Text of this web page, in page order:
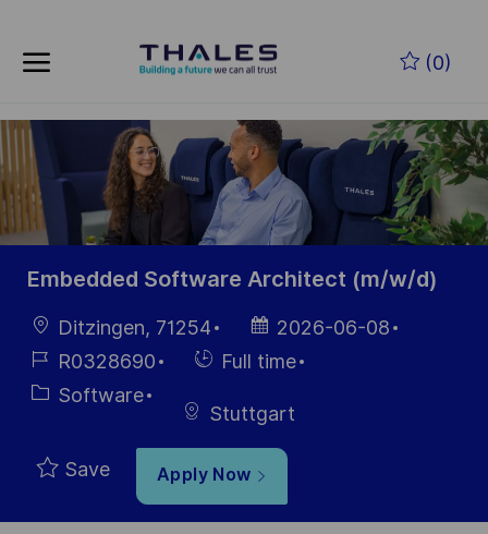
(0)
-
Embedded Software Architect (m/w/d)
LocationDitzingen, 71254
Posted
Date
2026-06-08
Job R0328690
HiringFull time
Category
Software
Stuttgart
Save Apply Now